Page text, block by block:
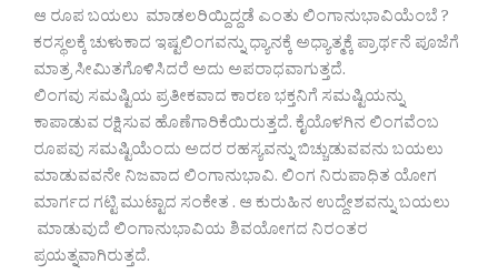
ಆ ರೂಪ ಬಯಲು ಮಾಡಲರಿಯ್ದಿದ್ದಡೆ ಎಂತು ಲಿಂಗಾನುಭಾವಿಯೆಂಬೆ ?
ಕರಸ್ಥಲಕ್ಕೆ ಚುಳುಕಾದ ಇಷ್ಟಲಿಂಗವನ್ನು ಧ್ಯಾನಕ್ಕೆ ಅಧ್ಯಾತ್ಮಕ್ಕೆ ಪ್ರಾರ್ಥನೆ ಪೂಜೆಗೆ
ಮಾತ್ರ ಸೀಮಿತಗೊಳಿಸಿದರೆ ಅದು ಅಪರಾಧವಾಗುತ್ತದೆ.
ಲಿಂಗವು ಸಮಷ್ಟಿಯ ಪ್ರತೀಕವಾದ ಕಾರಣ ಭಕ್ತನಿಗೆ ಸಮಷ್ಟಿಯನ್ನು
ಕಾಪಾಡುವ ರಕ್ಷಿಸುವ ಹೊಣೆಗಾರಿಕೆಯಿರುತ್ತದೆ. ಕೈಯೊಳಗಿನ ಲಿಂಗವೆಂಬ
ರೂಪವು ಸಮಷ್ಟಿಯೆಂದು ಅದರ ರಹಸ್ಯವನ್ನು ಬಿಚ್ಚುಡುವವನು ಬಯಲು
ಮಾಡುವವನೇ ನಿಜವಾದ ಲಿಂಗಾನುಭಾವಿ. ಲಿಂಗ ನಿರುಪಾಧಿತ ಯೋಗ
ಮಾರ್ಗದ ಗಟ್ಟಿ ಮುಟ್ಟಾದ ಸಂಕೇತ . ಆ ಕುರುಹಿನ ಉದ್ದೇಶವನ್ನು ಬಯಲು
ಮಾಡುವುದೆ ಲಿಂಗಾನುಭಾವಿಯ ಶಿವಯೋಗದ ನಿರಂತರ
ಪ್ರಯತ್ನವಾಗಿರುತ್ತದೆ.